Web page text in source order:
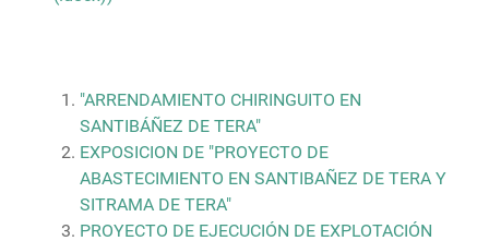
"ARRENDAMIENTO CHIRINGUITO EN
SANTIBÁÑEZ DE TERA"
EXPOSICION DE "PROYECTO DE
ABASTECIMIENTO EN SANTIBAÑEZ DE TERA Y
SITRAMA DE TERA"
PROYECTO DE EJECUCIÓN DE EXPLOTACIÓN